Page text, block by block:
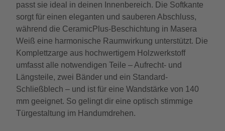
passt sie ideal in deinen Innenbereich. Die Softkante
sorgt für einen eleganten und sauberen Abschluss,
während die CeramicPlus-Beschichtung in Masera
Weiß eine harmonische Raumwirkung unterstützt. Die
Komplettzarge aus hochwertigem Holzwerkstoff
umfasst alle notwendigen Teile – Aufrecht- und
Längsteile, zwei Bänder und ein Standard-
Schließblech – und ist für eine Wandstärke von 140
mm geeignet. So gelingt dir eine optisch stimmige
Türgestaltung im Handumdrehen.